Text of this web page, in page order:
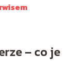
– co je